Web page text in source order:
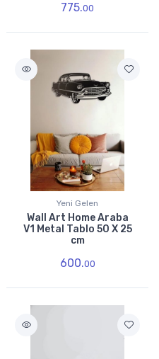
775.00
Yeni Gelen
Wall Art Home Araba
V1 Metal Tablo 50 X 25
cm
600.00